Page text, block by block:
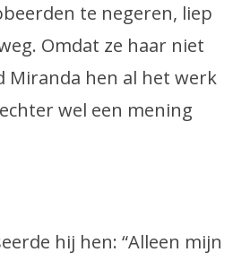
te negeren, liep
Omdat ze haar niet
Miranda hen al het werk
wel een mening
hij hen: “Alleen mijn